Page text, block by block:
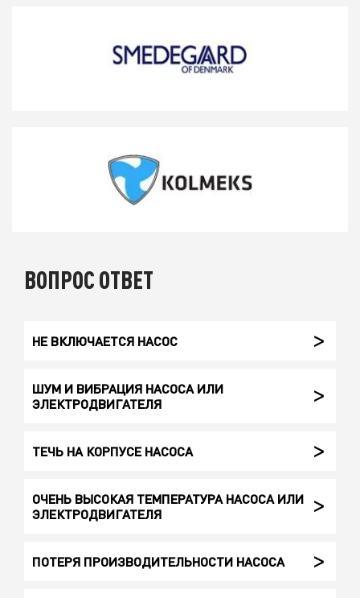
ВОПРОС ОТВЕТ
НЕ ВКЛЮЧАЕТСЯ НАСОС
ШУМ И ВИБРАЦИЯ НАСОСА ИЛИ
ЭЛЕКТРОДВИГАТЕЛЯ
ТЕЧЬ НА КОРПУСЕ НАСОСА
ОЧЕНЬ ВЫСОКАЯ ТЕМПЕРАТУРА НАСОСА ИЛИ
ЭЛЕКТРОДВИГАТЕЛЯ
ПОТЕРЯ ПРОИЗВОДИТЕЛЬНОСТИ НАСОСА